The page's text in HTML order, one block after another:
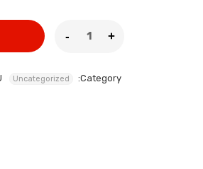
Category:
Uncategorized